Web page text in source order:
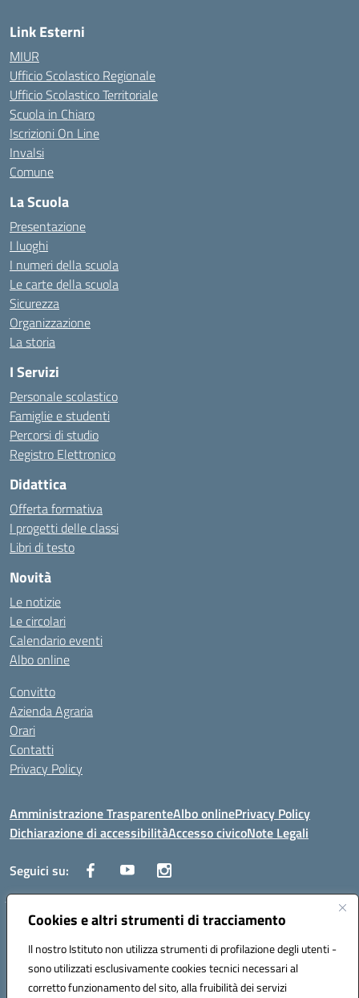
Cookies e altri strumenti di tracciamento
Il nostro Istituto non utilizza strumenti di profilazione degli utenti -
sono utilizzati esclusivamente cookies tecnici necessari al
corretto funzionamento del sito, alla fruibilità dei servizi
Link Esterni
MIUR
Ufficio Scolastico Regionale
Ufficio Scolastico Territoriale
Scuola in Chiaro
Iscrizioni On Line
Invalsi
Comune
La Scuola
Presentazione
I luoghi
I numeri della scuola
Le carte della scuola
Sicurezza
Organizzazione
La storia
I Servizi
Personale scolastico
Famiglie e studenti
Percorsi di studio
Registro Elettronico
Didattica
Offerta formativa
I progetti delle classi
Libri di testo
Novità
Le notizie
Le circolari
Calendario eventi
Albo online
Convitto
Azienda Agraria
Orari
Contatti
Privacy Policy
Amministrazione TrasparenteAlbo onlinePrivacy Policy
Dichiarazione di accessibilitàAccesso civicoNote Legali
Seguici su:
Via dei Cappuccini, 5 - 60044 Fabriano (AN) - Tel. 0732 3373 - 0732
3573 - Mail: anis01700P@istruzione.it - PEC:
Codice meccanografico: ANIS01700P - Codice iPA: istsc_ANIS01700P -
C.F. 81002710424 - Codice univoco fatturazione elettronica (CUF):